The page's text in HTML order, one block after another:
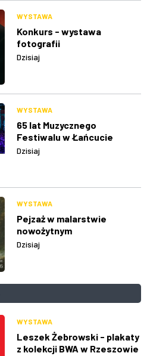
WYSTAWA
Konkurs - wystawa
fotografii
Dzisiaj
WYSTAWA
65 lat Muzycznego
Festiwalu w Łańcucie
Dzisiaj
WYSTAWA
Pejzaż w malarstwie
nowożytnym
Dzisiaj
WYSTAWA
Leszek Żebrowski - plakaty
z kolekcji BWA w Rzeszowie